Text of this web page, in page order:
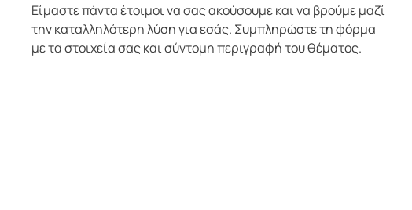
Είμαστε πάντα έτοιμοι να σας ακούσουμε και να βρούμε μαζί
την καταλληλότερη λύση για εσάς. Συμπληρώστε τη φόρμα
με τα στοιχεία σας και σύντομη περιγραφή του θέματος.